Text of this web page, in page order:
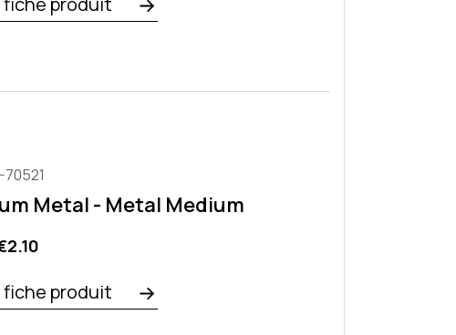
Metal - Metal Medium
price
fiche produit